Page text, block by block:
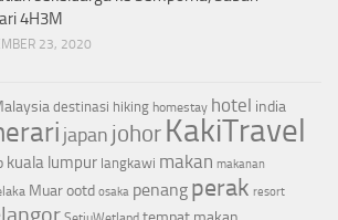
4H3M
23, 2020
destinasi hiking homestay hotel india
japan johor KakiTravel
kuala lumpur langkawi makan makanan
Muarootd osaka penang perak resort